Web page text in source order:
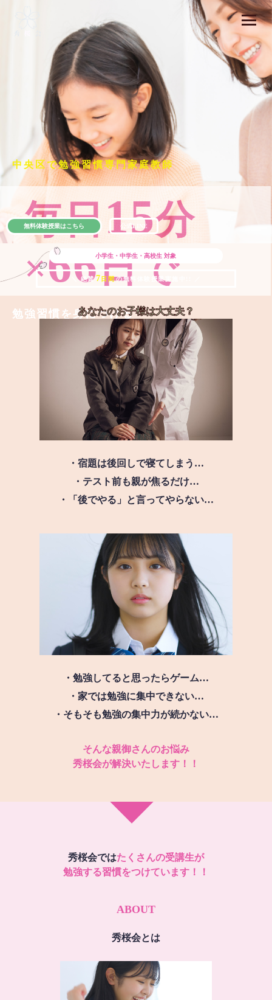
中央区で勉強習慣専門家庭教師
毎日15分
×66日で
勉強習慣を身につける
小学生・中学生・高校生 対象
＼ 絶賛 7 日間の無料体験授業実施中!! ／
無料体験授業はこちら 公式LINE
あなたのお子様は大丈夫？
・宿題は後回しで寝てしまう…
・テスト前も親が焦るだけ…
・「後でやる」と言ってやらない…
・勉強してると思ったらゲーム…
・家では勉強に集中できない…
・そもそも勉強の集中力が続かない…
そんな親御さんのお悩み
秀桜会が解決いたします！！
秀桜会ではたくさんの受講生が
勉強する習慣をつけています！！
ABOUT
秀桜会とは